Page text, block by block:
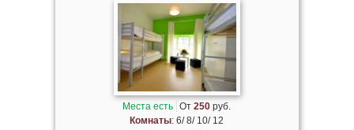
Места есть От250 руб.
Комнаты: 6/ 8/ 10/ 12